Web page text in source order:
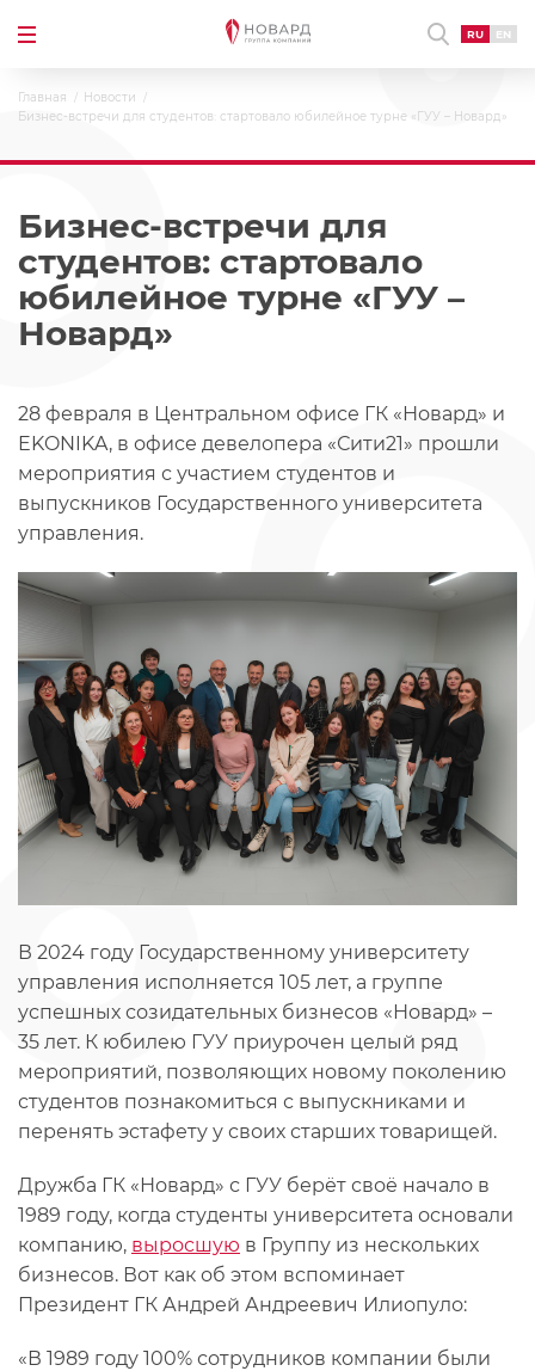
RU EN
Главная
Новости
Бизнес-встречи для студентов: стартовало юбилейное турне «ГУУ – Новард»
Бизнес-встречи для
студентов: стартовало
юбилейное турне «ГУУ –
Новард»
28 февраля в Центральном офисе ГК «Новард» и
EKONIKA, в офисе девелопера «Сити21» прошли
мероприятия с участием студентов и
выпускников Государственного университета
управления.
В 2024 году Государственному университету
управления исполняется 105 лет, а группе
успешных созидательных бизнесов «Новард» –
35 лет. К юбилею ГУУ приурочен целый ряд
мероприятий, позволяющих новому поколению
студентов познакомиться с выпускниками и
перенять эстафету у своих старших товарищей.
Дружба ГК «Новард» с ГУУ берёт своё начало в
1989 году, когда студенты университета основали
компанию, выросшую в Группу из нескольких
бизнесов. Вот как об этом вспоминает
Президент ГК Андрей Андреевич Илиопуло:
«В 1989 году 100% сотрудников компании были